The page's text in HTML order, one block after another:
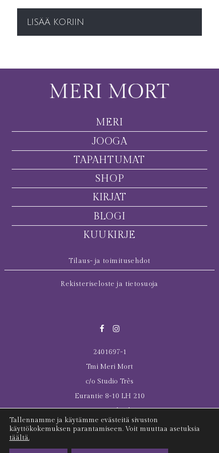
LISÄÄ KORIIN
MERI
JOOGA
TAPAHTUMAT
SHOP
KIRJAT
BLOGI
KUUKIRJE
Tilaus- ja toimitusehdot
Rekisteriseloste ja tietosuoja
2401697-1
Tmi Meri Mort
c/o Studio Très
Eurantie 8-10 LH 210
00550 Helsinki
© 2026 All rights reserved Meri Mort
Last Tuesday was here
Tallennamme ja käytämme evästeitä sivuston
käyttökokemuksen parantamiseen. Voit muuttaa asetuksia
täältä.